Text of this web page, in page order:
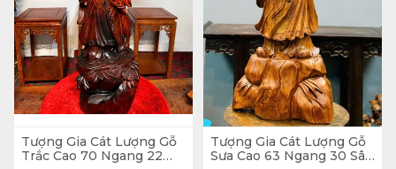
Tượng Gia Cát Lượng Gỗ
Trắc Cao 70 Ngang 22
Tượng Gia Cát Lượng Gỗ
Sưa Cao 63 Ngang 30 Sâu